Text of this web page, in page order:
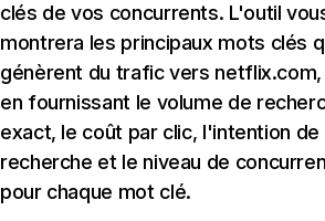
clés de vos concurrents. L'outil
montrera les principaux mots clés
génèrent du trafic vers
en fournissant le volume de
exact, le coût par clic, l'intention de
recherche et le niveau de
pour chaque mot clé.